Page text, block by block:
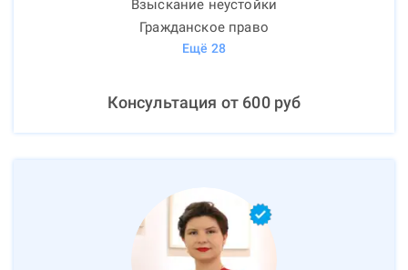
Взыскание неустойки
Гражданское право
Ещё 28
Консультация от 600руб